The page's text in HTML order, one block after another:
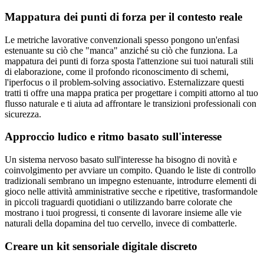
Mappatura dei punti di forza per il contesto reale
Le metriche lavorative convenzionali spesso pongono un'enfasi
estenuante su ciò che "manca" anziché su ciò che funziona. La
mappatura dei punti di forza sposta l'attenzione sui tuoi naturali stili
di elaborazione, come il profondo riconoscimento di schemi,
l'iperfocus o il problem-solving associativo. Esternalizzare questi
tratti ti offre una mappa pratica per progettare i compiti attorno al tuo
flusso naturale e ti aiuta ad affrontare le transizioni professionali con
sicurezza.
Approccio ludico e ritmo basato sull'interesse
Un sistema nervoso basato sull'interesse ha bisogno di novità e
coinvolgimento per avviare un compito. Quando le liste di controllo
tradizionali sembrano un impegno estenuante, introdurre elementi di
gioco nelle attività amministrative secche e ripetitive, trasformandole
in piccoli traguardi quotidiani o utilizzando barre colorate che
mostrano i tuoi progressi, ti consente di lavorare insieme alle vie
naturali della dopamina del tuo cervello, invece di combatterle.
Creare un kit sensoriale digitale discreto